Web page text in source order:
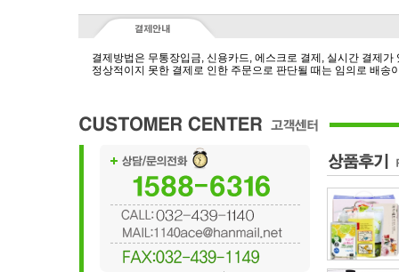
결제방법은 무통장입금, 신용카드, 에스크로 결제, 실시간 결제가
정상적이지 못한 결제로 인한 주문으로 판단될 때는 임의로 배송